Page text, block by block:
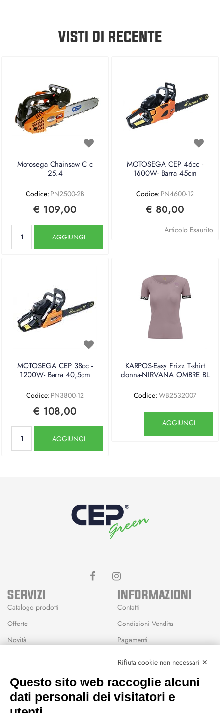
VISTI DI RECENTE
Motosega Chainsaw C c
25.4
Codice: PN2500-2B
€ 109,00
AGGIUNGI
MOTOSEGA CEP 46cc -
1600W- Barra 45cm
Codice: PN4600-12
€ 80,00
Articolo Esaurito
MOTOSEGA CEP 38cc -
1200W- Barra 40,5cm
Codice: PN3800-12
€ 108,00
AGGIUNGI
KARPOS-Easy Frizz T-shirt
donna-NIRVANA OMBRE BL
Codice: WB2532007
AGGIUNGI
SERVIZI
Catalogo prodotti
Offerte
Novità
Wishlist
INFORMAZIONI
Contatti
Condizioni Vendita
Pagamenti
CEP GREEN
Rifiuta cookie non necessari ✕
Questo sito web raccoglie alcuni
dati personali dei visitatori e